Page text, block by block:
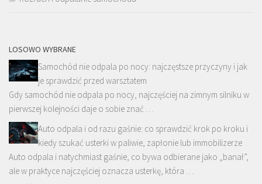
LOSOWO WYBRANE
Samochód nie odpala po nocy: najczęstsze przyczyny i jak
je sprawdzić przed warsztatem
Gdy samochód nie odpala po nocy, najczęściej na zimnym silniku w
pierwszej kolejności daje o sobie znać …
Auto odpala i od razu gaśnie: co sprawdzić krok po kroku i
kiedy szukać usterki w paliwie, zapłonie lub immobilizerze
Auto odpala i natychmiast gaśnie, co bywa odbierane jako „banał”,
ale w praktyce najczęściej oznacza usterkę, która …